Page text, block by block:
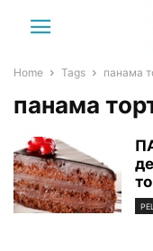
Home Tags панама
панама